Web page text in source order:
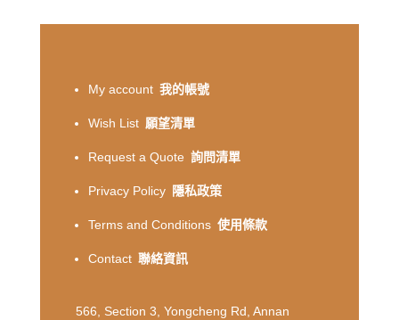
My account 我的帳號
Wish List 願望清單
Request a Quote 詢問清單
Privacy Policy 隱私政策
Terms and Conditions 使用條款
Contact 聯絡資訊
566, Section 3, Yongcheng Rd, Annan